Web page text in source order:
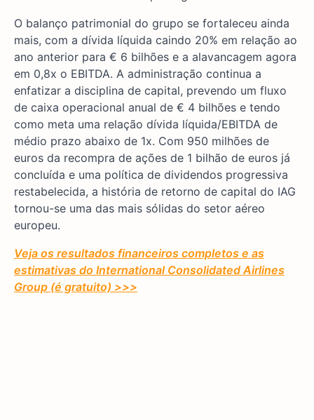
O balanço patrimonial do grupo se fortaleceu ainda
mais, com a dívida líquida caindo 20% em relação ao
ano anterior para € 6 bilhões e a alavancagem agora
em 0,8x o EBITDA. A administração continua a
enfatizar a disciplina de capital, prevendo um fluxo
de caixa operacional anual de € 4 bilhões e tendo
como meta uma relação dívida líquida/EBITDA de
médio prazo abaixo de 1x. Com 950 milhões de
euros da recompra de ações de 1 bilhão de euros já
concluída e uma política de dividendos progressiva
restabelecida, a história de retorno de capital do IAG
tornou-se uma das mais sólidas do setor aéreo
europeu.
Veja os resultados financeiros completos e as
estimativas do International Consolidated Airlines
Group (é gratuito) >>>